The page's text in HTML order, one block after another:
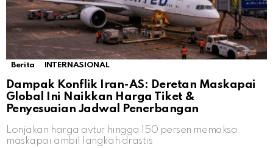
Berita INTERNASIONAL
Dampak Konflik Iran-AS: Deretan Maskapai
Global Ini Naikkan Harga Tiket &
Penyesuaian Jadwal Penerbangan
Lonjakan harga avtur hingga 150 persen memaksa
maskapai ambil langkah drastis